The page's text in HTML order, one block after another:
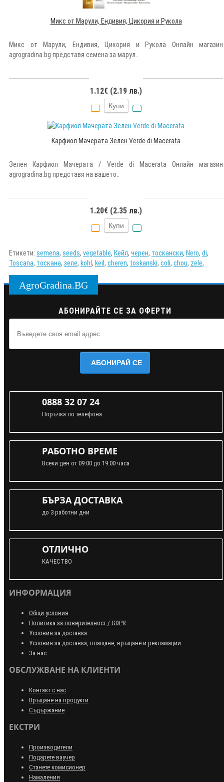
Микс от Марули, Ендивия, Цикория и Рукола
Микс от Марули, Ендивия, Цикория и Рукола Онлайн магазин
agrogradina.bg представя семена за марул..
1.12€ (2.19 лв.)
Купи
Карфиол Мачерата Зелен Verde di Macerata
Зелен Карфиол Мачерата / Verde di Macerata Онлайн магазин
agrogradina.bg представя на вашето..
1.20€ (2.35 лв.)
Купи
Етикети: semena, seeds, vegetable, Кейл, черен, тоскански, Nero, di,
Toscana, тоскана, зеле, kohl , keil , cheren, toskanski, coli, chou, zele,
AgroGradina.BG
АБОНИРАЙТЕ СЕ ЗА ОФЕРТИ
АБОНИРАЙ СЕ
0888 32 07 24
Поръчка по телефона
РАБОТНО ВРЕМЕ
Всеки ден от 09:00 до 19:00 часа
БЪРЗА ДОСТАВКА
до 3 работни дни
ОТЛИЧНО
КАЧЕСТВО
ИНФОРМАЦИЯ
Общи условия
Политика за поверителност / GDPR
Условия за доставка
Условия за доставка, плащане, връщане и рекламации
За нас
ОБСЛУЖВАНЕ НА КЛИЕНТИ
Контакт с нас
Връщане на продукти
Съдържание
ЕКСТРИ
Производители
Подарете ваучер
Станете комисионер
Намаления